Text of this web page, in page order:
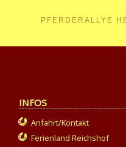
PFERDERALLYE
INFOS
Anfahrt/Kontakt
Ferienland Reichshof